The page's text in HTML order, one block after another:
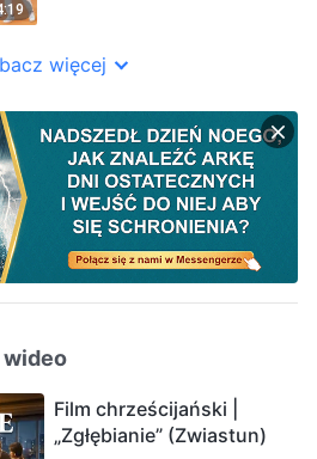
więcej
wideo
Film chrześcijański |
„Zgłębianie” (Zwiastun)